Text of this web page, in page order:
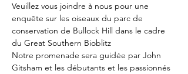
Veuillez vous joindre à nous pour une
enquête sur les oiseaux du parc de
conservation de Bullock Hill dans le cadre
du Great Southern Bioblitz
Notre promenade sera guidée par John
Gitsham et les débutants et les passionnés